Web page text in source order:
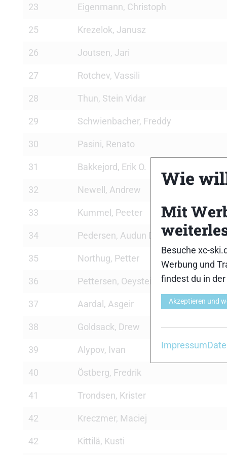
23 Eigenmann, Christoph
25 Krezelok, Janusz
26 Joutsen, Jari
27 Rotchev, Vassili
28 Thun, Stein Vidar
29 Schwienbacher, Freddy
30 Pasini, Renato
31 Bakkejord, Erik O.
32 Newell, Andrew
33 Kummel, Peeter
34 Pedersen, Audun Domas
35 Northug, Petter
36 Pettersen, Oeystein
37 Aardal, Asgeir
38 Goldsack, Drew
39 Alypov, Ivan
40 Östberg, Fredrik
41 Trondsen, Krister
42 Kreczmer, Maciej
42 Kittilä, Kusti
Wie
Mit
Besuche xc-
Werbung und
findest du in der
Akzeptieren und
Impressum